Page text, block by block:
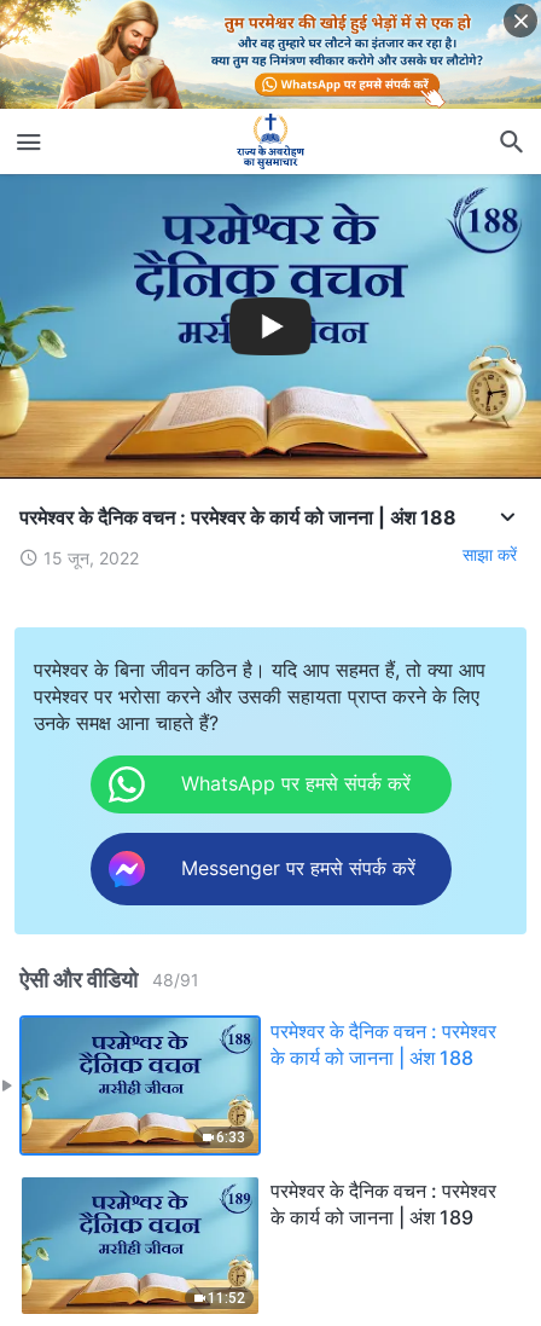
परमेश्वर के दैनिक वचन : परमेश्वर के कार्य को जानना | अंश 188
15 जून, 2022 साझा करें
परमेश्वर के बिना जीवन कठिन है। यदि आप सहमत हैं, तो क्या आप
परमेश्वर पर भरोसा करने और उसकी सहायता प्राप्त करने के लिए
उनके समक्ष आना चाहते हैं?
WhatsApp पर हमसे संपर्क करें
Messenger पर हमसे संपर्क करें
ऐसी और वीडियो 48/91
6:33
परमेश्वर के दैनिक वचन : परमेश्वर
के कार्य को जानना | अंश 188
11:52
परमेश्वर के दैनिक वचन : परमेश्वर
के कार्य को जानना | अंश 189